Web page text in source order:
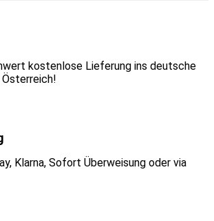
kostenlose Lieferung ins deutsche
Klarna, Sofort Überweisung oder via